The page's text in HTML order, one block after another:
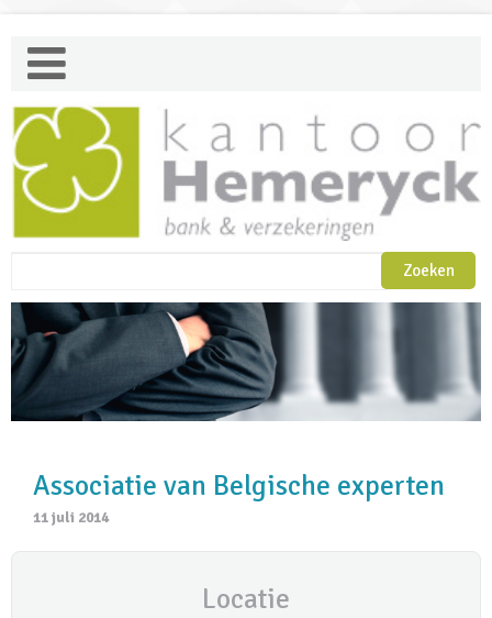
Associatie van Belgische experten
11 juli 2014
Locatie